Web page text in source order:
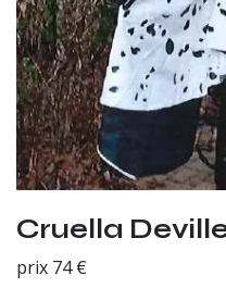
Cruella
prix 74 €